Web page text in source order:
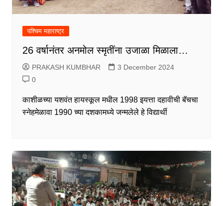
पश्चिम महाराष्ट्र
26 वर्षानंतर अनमोल स्मृतींना उजाळा मिळाला…
PRAKASH KUMBHAR
3 December 2024
0
काशीळच्या यशवंत हायस्कूल मधील 1998 इयत्ता दहावीची बॅचचा
स्नेहमेळावा 1990 च्या दशकामध्ये जन्मलेले हे विद्यार्थी